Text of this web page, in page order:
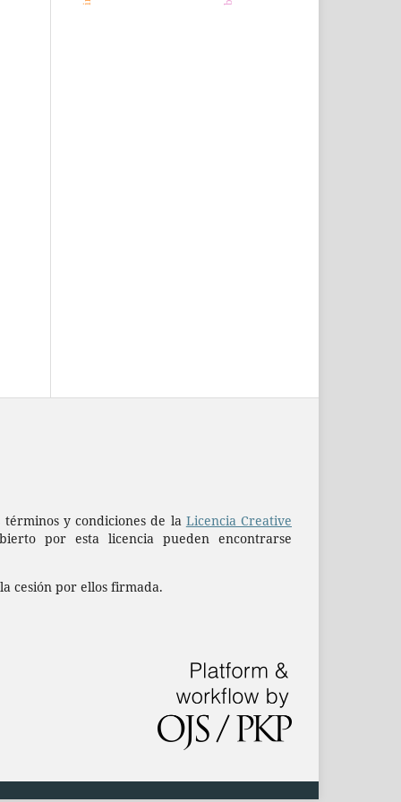
y condiciones de la Licencia Creative
por esta licencia pueden encontrarse
cesión por ellos firmada.